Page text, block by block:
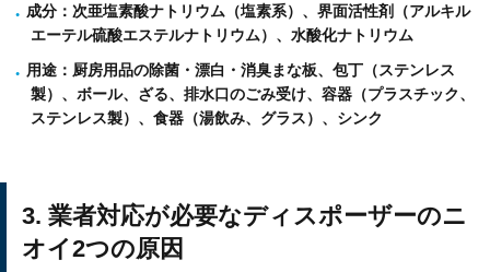
成分 ：次亜塩素酸ナトリウム（塩素系）、界面活性剤（アルキル
エーテル硫酸エステルナトリウム）、水酸化ナトリウム
用途 ：厨房用品の除菌・漂白・消臭まな板、包丁（ステンレス
製）、ボール、ざる、排水口のごみ受け、容器（プラスチック、
ステンレス製）、食器（湯飲み、グラス）、シンク
3. 業者対応が必要なディスポーザーのニ
オイ2つの原因